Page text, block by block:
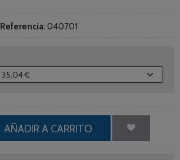
Referencia: 040701
AÑADIR A CARRITO